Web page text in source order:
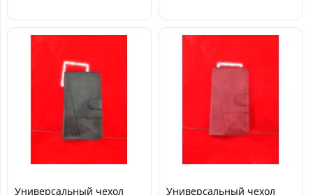
Универсальный чехол Универсальный чехол